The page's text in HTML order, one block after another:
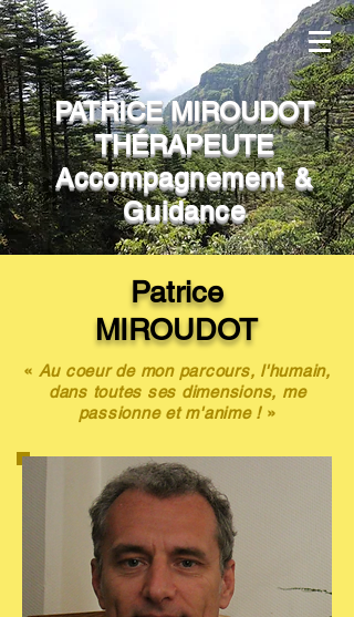
PATRICE MIROUDOT
THÉRAPEUTE
Accompagnement &
Guidance
Patrice
MIROUDOT
« Au coeur de mon parcours, l'humain,
dans toutes ses dimensions, me
passionne et m'anime !»